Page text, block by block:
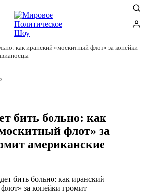
как иранский «москитный флот» за копейки
бить больно: как
флот» за
американские